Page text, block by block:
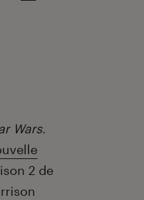
Wars.
2 de